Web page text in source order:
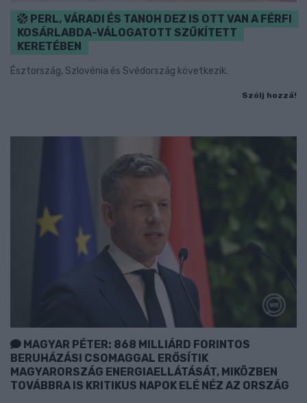
PERL, VÁRADI ÉS TANOH DEZ IS OTT VAN A FÉRFI
KOSÁRLABDA-VÁLOGATOTT SZŰKÍTETT
KERETÉBEN
Észtország, Szlovénia és Svédország következik.
Szólj hozzá!
MAGYAR PÉTER: 868 MILLIÁRD FORINTOS
BERUHÁZÁSI CSOMAGGAL ERŐSÍTIK
MAGYARORSZÁG ENERGIAELLÁTÁSÁT, MIKÖZBEN
TOVÁBBRA IS KRITIKUS NAPOK ELÉ NÉZ AZ ORSZÁG